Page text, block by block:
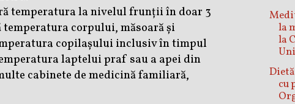
temperatura la nivelul frunții în doar 3
temperatura corpului, măsoară și
copilașului inclusiv în timpul
laptelui praf sau a apei din
cabinete de medicină familiară,
la
la
cu